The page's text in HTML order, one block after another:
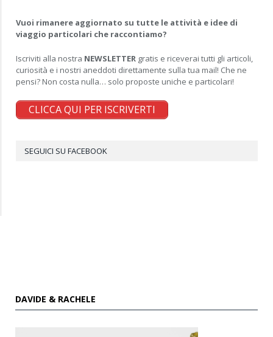
Vuoi rimanere aggiornato su tutte le attività e idee di
viaggio particolari che raccontiamo?
Iscriviti alla nostra NEWSLETTER gratis e riceverai tutti gli articoli,
curiosità e i nostri aneddoti direttamente sulla tua mail! Che ne
pensi? Non costa nulla… solo proposte uniche e particolari!
CLICCA QUI PER ISCRIVERTI
SEGUICI SU FACEBOOK
DAVIDE & RACHELE